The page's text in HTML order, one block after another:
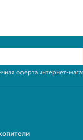
оферта интернет-